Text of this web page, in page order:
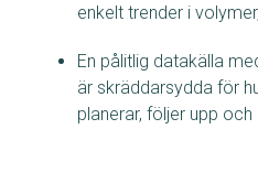
enkelt trender i
En pålitlig datakälla
är skräddarsydda för
planerar, följer upp och